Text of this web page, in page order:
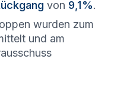
von 9,1%.
wurden zum
und am